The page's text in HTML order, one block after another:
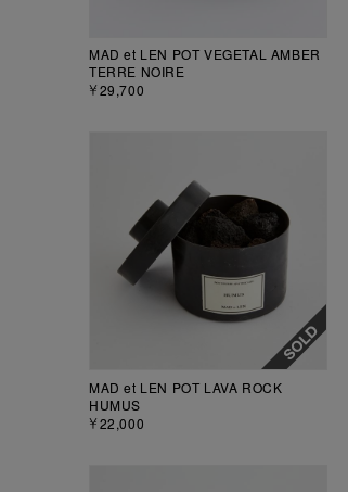
MAD et LEN POT VEGETAL AMBER
TERRE NOIRE
￥29,700
MAD et LEN POT LAVA ROCK
HUMUS
￥22,000